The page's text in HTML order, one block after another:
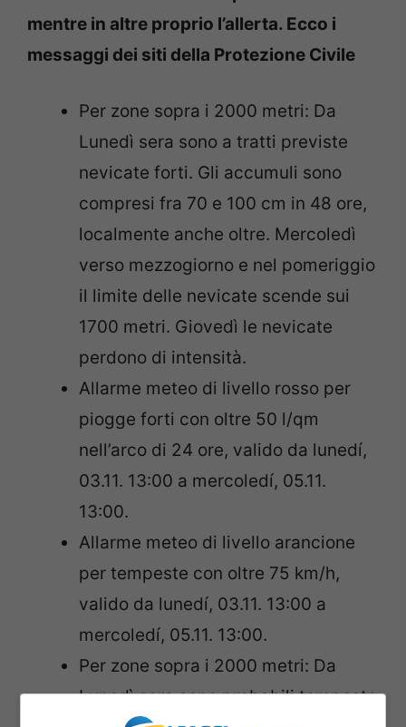
mentre in altre proprio l’allerta. Ecco i
messaggi dei siti della Protezione Civile
Per zone sopra i 2000 metri: Da
Lunedì sera sono a tratti previste
nevicate forti. Gli accumuli sono
compresi fra 70 e 100 cm in 48 ore,
localmente anche oltre. Mercoledì
verso mezzogiorno e nel pomeriggio
il limite delle nevicate scende sui
1700 metri. Giovedì le nevicate
perdono di intensità.
Allarme meteo di livello rosso per
piogge forti con oltre 50 l/qm
nell’arco di 24 ore, valido da lunedí,
03.11. 13:00 a mercoledí, 05.11.
13:00.
Allarme meteo di livello arancione
per tempeste con oltre 75 km/h,
valido da lunedí, 03.11. 13:00 a
mercoledí, 05.11. 13:00.
Per zone sopra i 2000 metri: Da
Lunedì sera sono probabili tempeste